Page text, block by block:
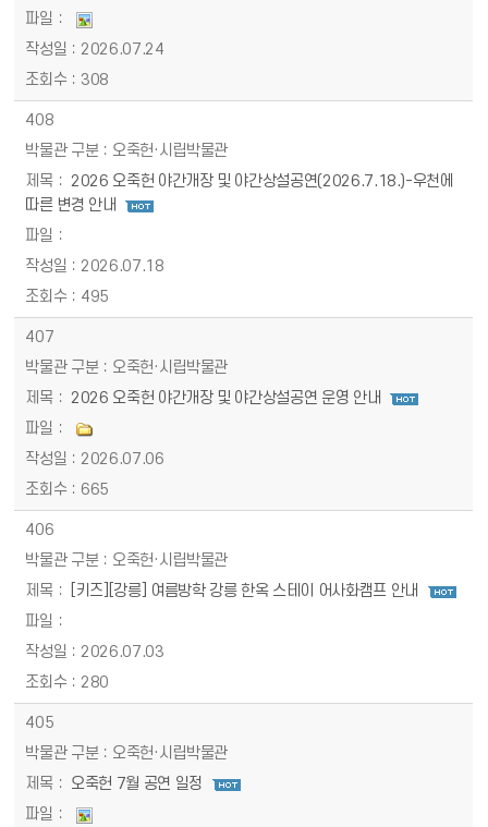
2026.07.24
308
408
오죽헌·시립박물관
2026 오죽헌 야간개장 및 야간상설공연(2026.7.18.)-우천에
따른 변경 안내
2026.07.18
495
407
오죽헌·시립박물관
2026 오죽헌 야간개장 및 야간상설공연 운영 안내
2026.07.06
665
406
오죽헌·시립박물관
[키즈][강릉] 여름방학 강릉 한옥 스테이 어사화캠프 안내
2026.07.03
280
405
오죽헌·시립박물관
오죽헌 7월 공연 일정